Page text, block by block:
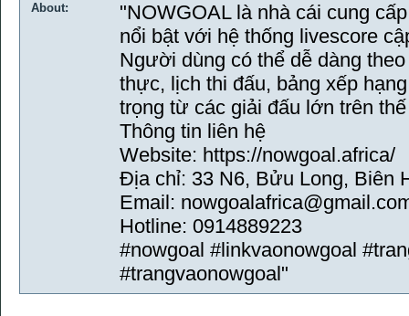
About:
"NOWGOAL là nhà cái cung
nổi bật với hệ thống livescore
Người dùng có thể dễ dàng
thực, lịch thi đấu, bảng xếp
trọng từ các giải đấu lớn trên
Thông tin liên hệ
Website: https://nowgoal.africa/
Địa chỉ: 33 N6, Bửu Long, Biên
Email:
Hotline: 0914889223
#nowgoal #linkvaonowgoal
#trangvaonowgoal"